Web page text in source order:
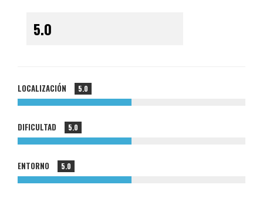
LOCALIZACIÓN 5.0
DIFICULTAD 5.0
ENTORNO 5.0